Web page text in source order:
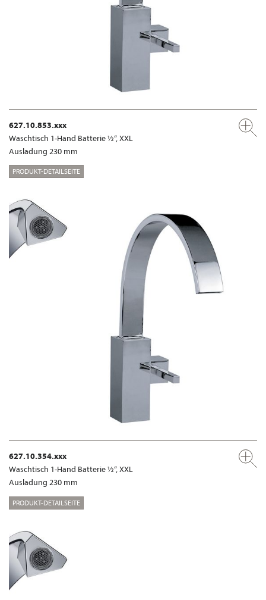
627.10.853.xxx
Waschtisch 1-Hand Batterie ½“, XXL
Ausladung 230 mm
PRODUKT-DETAILSEITE
627.10.354.xxx
Waschtisch 1-Hand Batterie ½“, XXL
Ausladung 230 mm
PRODUKT-DETAILSEITE